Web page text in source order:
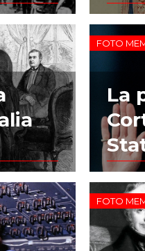
FOTO
La
FOTO